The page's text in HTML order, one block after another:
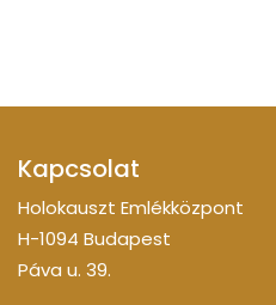
Kapcsolat
Holokauszt Emlékközpont
H-1094 Budapest
Páva u. 39.